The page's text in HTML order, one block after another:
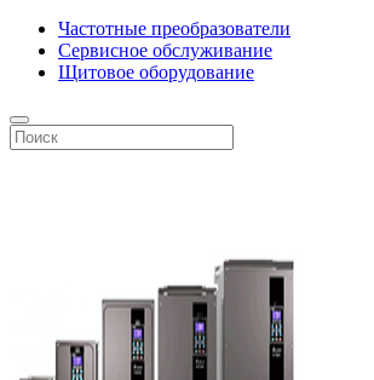
Частотные преобразователи
Сервисное обслуживание
Щитовое оборудование